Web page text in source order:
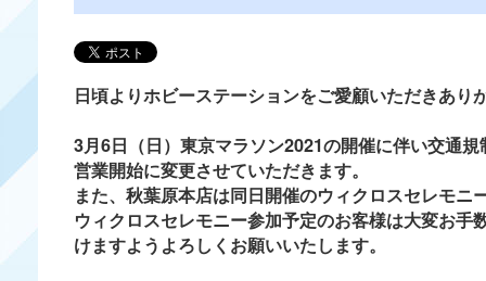
日頃よりホビーステーションをご愛顧いただきあり
3月6日（日）東京マラソン2021の開催に伴い交通
営業開始に変更させていただきます。
また、秋葉原本店は同日開催のウィクロスセレモニ
ウィクロスセレモニー参加予定のお客様は大変お
けますようよろしくお願いいたします。